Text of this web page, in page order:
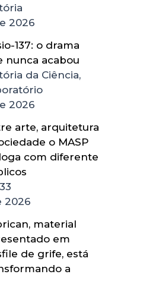
2026
137: o drama
nunca acabou
da Ciência,
2026
arte, arquitetura
o MASP
com diferente
2026
material
em
de grife, está
a